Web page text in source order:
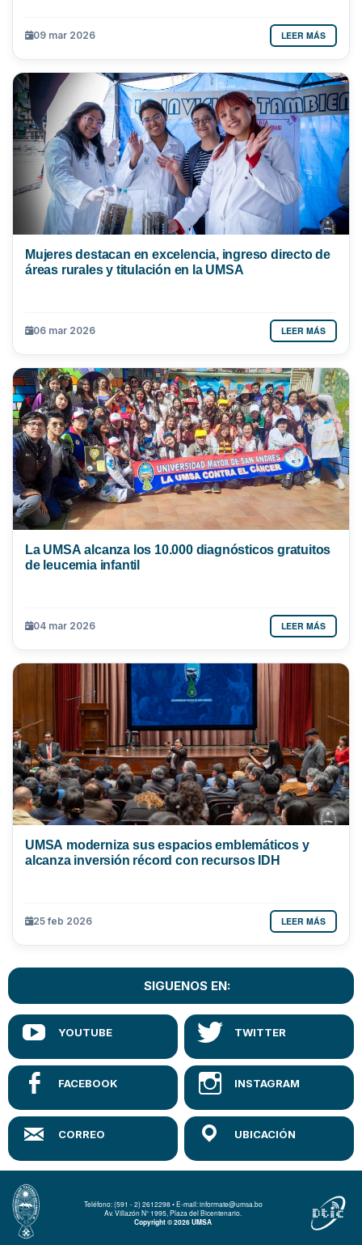
09 mar 2026 LEER MÁS
Mujeres destacan en excelencia, ingreso directo de
áreas rurales y titulación en la UMSA
06 mar 2026 LEER MÁS
La UMSA alcanza los 10.000 diagnósticos gratuitos
de leucemia infantil
04 mar 2026 LEER MÁS
UMSA moderniza sus espacios emblemáticos y
alcanza inversión récord con recursos IDH
25 feb 2026 LEER MÁS
SIGUENOS EN:
Teléfono: (591 - 2) 2612298 • E-mail: informate@umsa.bo
Av. Villazón N° 1995, Plaza del Bicentenario.
Copyright © 2026 UMSA